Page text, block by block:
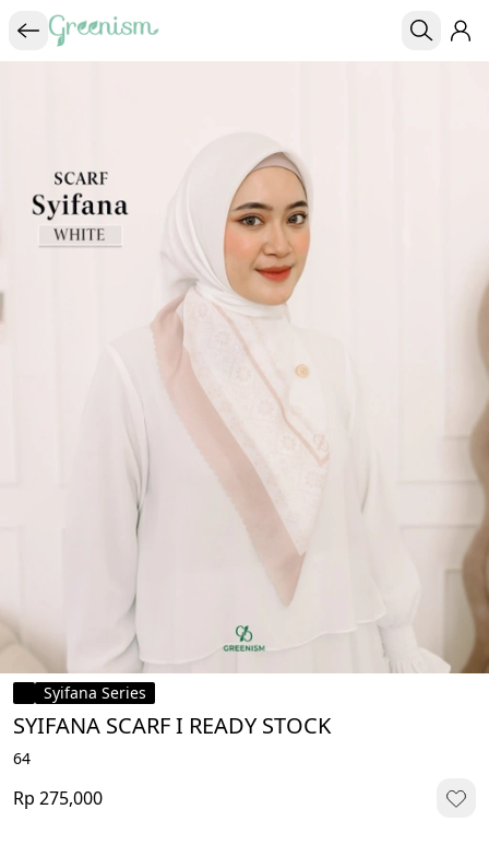
Syifana Series
SYIFANA SCARF I READY STOCK
64
Rp 275,000